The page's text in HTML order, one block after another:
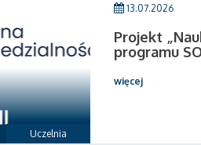
Uczelnia
13.07.2026
Projekt
programu
więcej